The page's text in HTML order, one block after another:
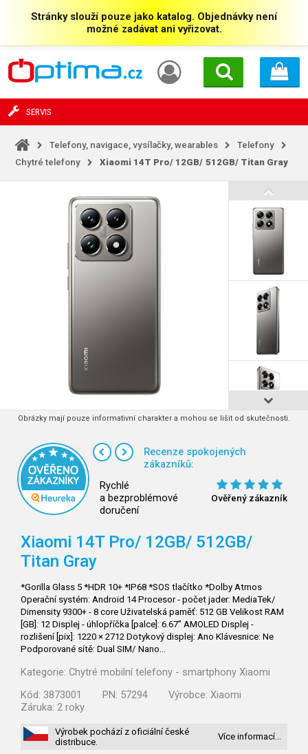
Stránky slouží pouze jako katalog. Objednávky není
možné zadávat ani vyřizovat.
SERVIS
Telefony, navigace, vysílačky, wearables
Telefony
Chytré telefony
Xiaomi 14T Pro/ 12GB/ 512GB/ Titan Gray
Obrázky mají pouze informativní charakter a mohou se lišit od skutečnosti.
Recenze spokojených
zákazníků:
Rychlé
a bezproblémové
doručení
Ověřený zákazník
Xiaomi 14T Pro/ 12GB/ 512GB/
Titan Gray
*Gorilla Glass 5 *HDR 10+ *IP68 *SOS tlačítko *Dolby Atmos
Operační systém: Android 14 Procesor - počet jader: MediaTek/
Dimensity 9300+ - 8 core Uživatelská paměť: 512 GB Velikost RAM
[GB]: 12 Displej - úhlopříčka [palce]: 6.67” AMOLED Displej -
rozlišení [pix]: 1220 × 2712 Dotykový displej: Ano Klávesnice: Ne
Podporované sítě: Dual SIM/ Nano…
Kategorie: Chytré mobilní telefony - smartphony Xiaomi
Kód: 3873001 PN: 57294 Výrobce: Xiaomi
Záruka: 2 roky
Výrobek pochází z oficiální české
distribuce.
Více informací…